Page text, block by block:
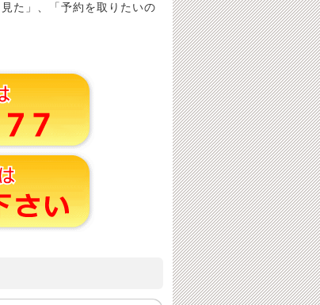
た」、「予約を取りたいの